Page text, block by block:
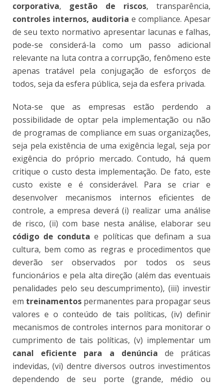
corporativa, gestão de riscos, transparência,
controles internos, auditoria e compliance. Apesar
de seu texto normativo apresentar lacunas e falhas,
pode-se considerá-la como um passo adicional
relevante na luta contra a corrupção, fenômeno este
apenas tratável pela conjugação de esforços de
todos, seja da esfera pública, seja da esfera privada.
Nota-se que as empresas estão perdendo a
possibilidade de optar pela implementação ou não
de programas de compliance em suas organizações,
seja pela existência de uma exigência legal, seja por
exigência do próprio mercado. Contudo, há quem
critique o custo desta implementação. De fato, este
custo existe e é considerável. Para se criar e
desenvolver mecanismos internos eficientes de
controle, a empresa deverá (i) realizar uma análise
de risco, (ii) com base nesta análise, elaborar seu
código de conduta e políticas que definam a sua
cultura, bem como as regras e procedimentos que
deverão ser observados por todos os seus
funcionários e pela alta direção (além das eventuais
penalidades pelo seu descumprimento), (iii) investir
em treinamentos permanentes para propagar seus
valores e o conteúdo de tais políticas, (iv) definir
mecanismos de controles internos para monitorar o
cumprimento de tais políticas, (v) implementar um
canal eficiente para a denúncia de práticas
indevidas, (vi) dentre diversos outros investimentos
dependendo de seu porte (grande, médio ou